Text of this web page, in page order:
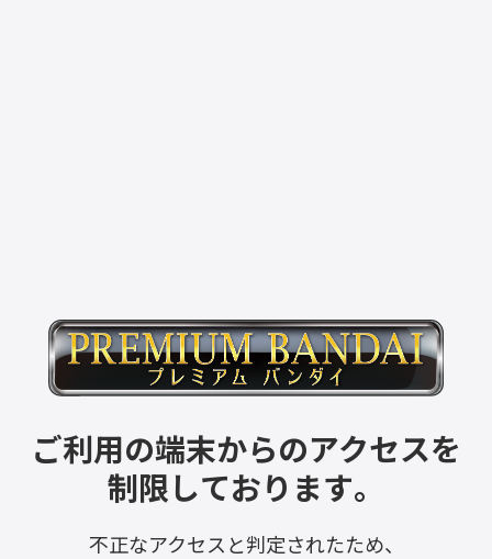
ご利用の端末からのアクセスを
制限しております。
不正なアクセスと判定されたため、